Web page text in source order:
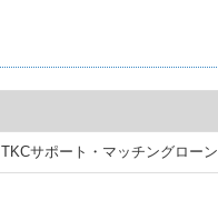
TKCサポート・マッチングローン